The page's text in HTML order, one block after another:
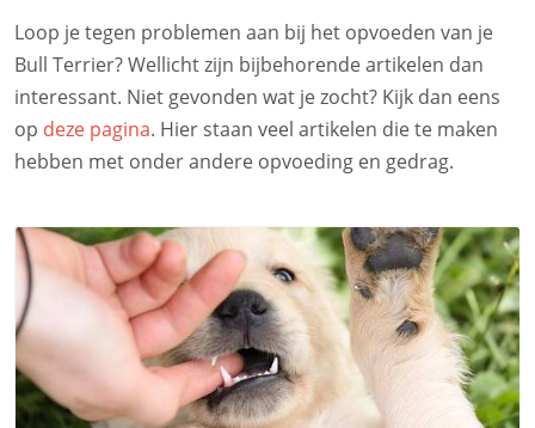
Loop je tegen problemen aan bij het opvoeden van je
Bull Terrier? Wellicht zijn bijbehorende artikelen dan
interessant. Niet gevonden wat je zocht? Kijk dan eens
op deze pagina. Hier staan veel artikelen die te maken
hebben met onder andere opvoeding en gedrag.